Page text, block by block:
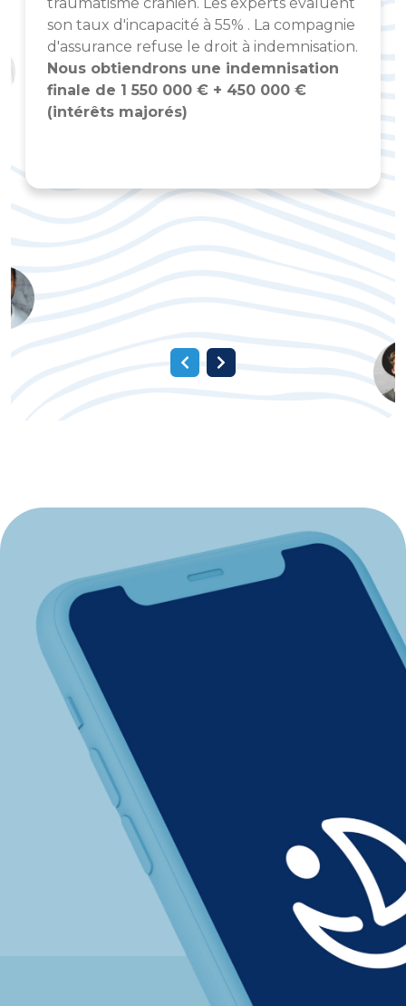
son taux d'incapacité à 55% . La compagnie
d'assurance refuse le droit à indemnisation.
Nous obtiendrons une indemnisation
finale de 1 550 000 € + 450 000 €
(intérêts majorés)